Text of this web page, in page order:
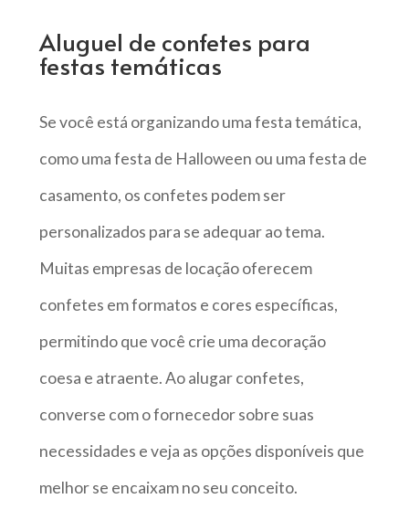
Aluguel de confetes para
festas temáticas
Se você está organizando uma festa temática,
como uma festa de Halloween ou uma festa de
casamento, os confetes podem ser
personalizados para se adequar ao tema.
Muitas empresas de locação oferecem
confetes em formatos e cores específicas,
permitindo que você crie uma decoração
coesa e atraente. Ao alugar confetes,
converse com o fornecedor sobre suas
necessidades e veja as opções disponíveis que
melhor se encaixam no seu conceito.